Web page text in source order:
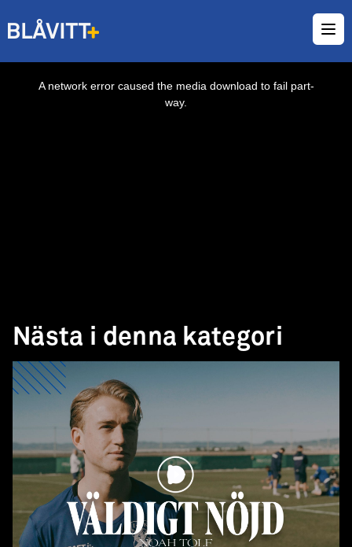
A network error caused the media download to fail part-
way.
Nästa i denna kategori